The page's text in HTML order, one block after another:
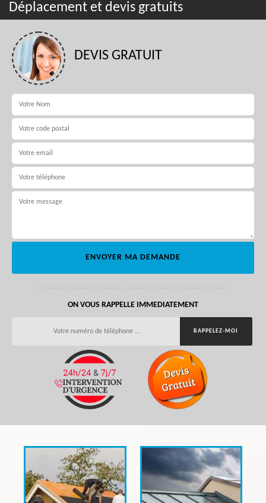
Déplacement et devis gratuits
DEVIS GRATUIT
ON VOUS RAPPELLE IMMEDIATEMENT